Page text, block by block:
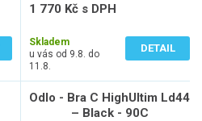
1 770 Kč s DPH
Skladem
u vás od 9.8. do
11.8.
DETAIL
Odlo - Bra C HighUltim Ld44
– Black - 90C